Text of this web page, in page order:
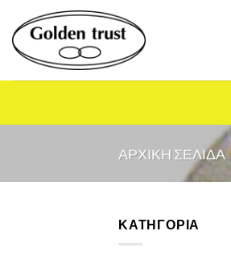
Μετάβαση
στο
περιεχόμενο
ΑΡΧΙΚΉ ΣΕΛΊΔΑ
ΚΑΤΗΓΟΡΙΑ